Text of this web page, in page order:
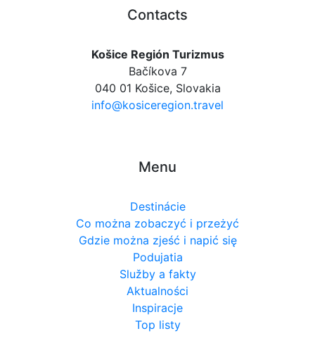
Contacts
Košice Región Turizmus
Bačíkova 7
040 01 Košice, Slovakia
info@kosiceregion.travel
Menu
Destinácie
Co można zobaczyć i przeżyć
Gdzie można zjeść i napić się
Podujatia
Služby a fakty
Aktualności
Inspiracje
Top listy